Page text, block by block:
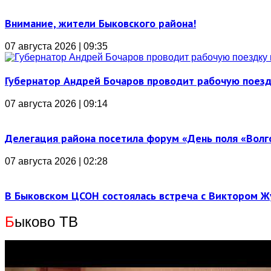
Внимание, жители Быковского района!
07 августа 2026 | 09:35
Губернатор Андрей Бочаров проводит рабочую
07 августа 2026 | 09:14
Делегация района посетила форум «День поля
07 августа 2026 | 02:28
В Быковском ЦСОН состоялась встреча с Виктором
Быково ТВ